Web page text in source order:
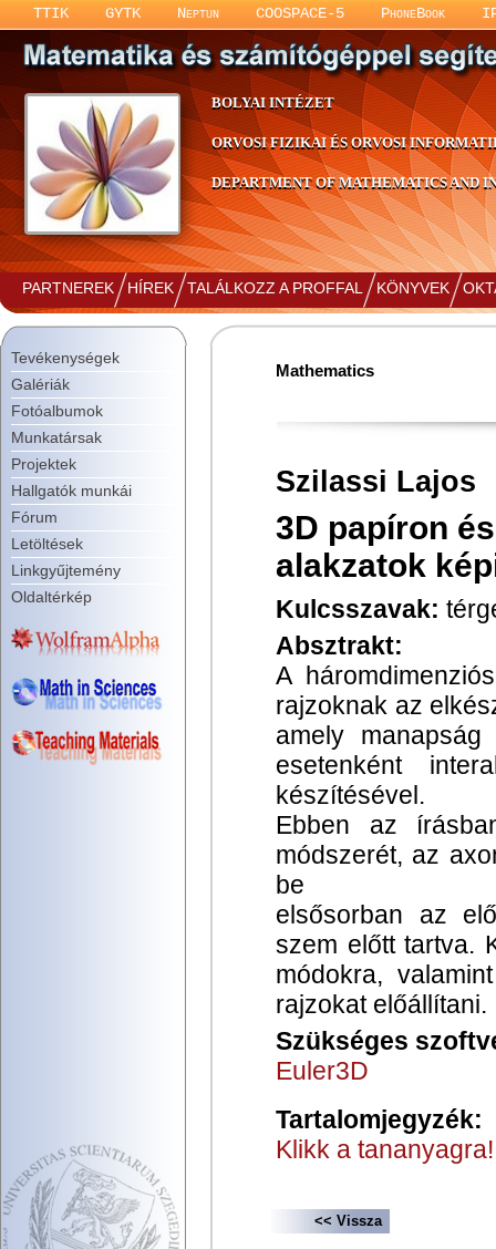
TTIK GYTK Neptun COOSPACE-5 PhoneBook
BOLYAI INTÉZET
ORVOSI FIZIKAI ÉS ORVOSI
DEPARTMENT OF MATHEMATICS AND
PARTNEREK HÍREK TALÁLKOZZ A PROFFAL KÖNYVEK
Tevékenységek
Galériák
Fotóalbumok
Munkatársak
Projektek
Hallgatók munkái
Fórum
Letöltések
Linkgyűjtemény
Oldaltérkép
Mathematics
Szilassi Lajos
3D papíron
alakzatok
Kulcsszavak:
Absztrakt:
A
rajzoknak az
amely
esetenként
készítésével.
Ebben az
módszerét, az
be
elsősorban az
szem előtt tartva.
módokra,
rajzokat előállítani.
Szükséges
Euler3D
Tartalomjegyzék:
Klikk a tananyagra!
<< Vissza